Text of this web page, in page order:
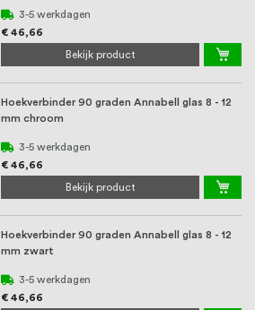
3-5 werkdagen
€ 46,66
Bekijk product
Hoekverbinder 90 graden Annabell glas 8 - 12
mm chroom
3-5 werkdagen
€ 46,66
Bekijk product
Hoekverbinder 90 graden Annabell glas 8 - 12
mm zwart
3-5 werkdagen
€ 46,66